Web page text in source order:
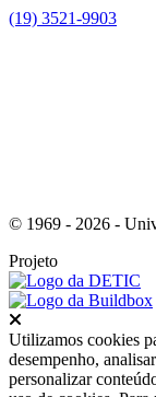
(19) 3521-9903
© 1969 - 2026 -
Projeto
Utilizamos cookies
desempenho,
personalizar